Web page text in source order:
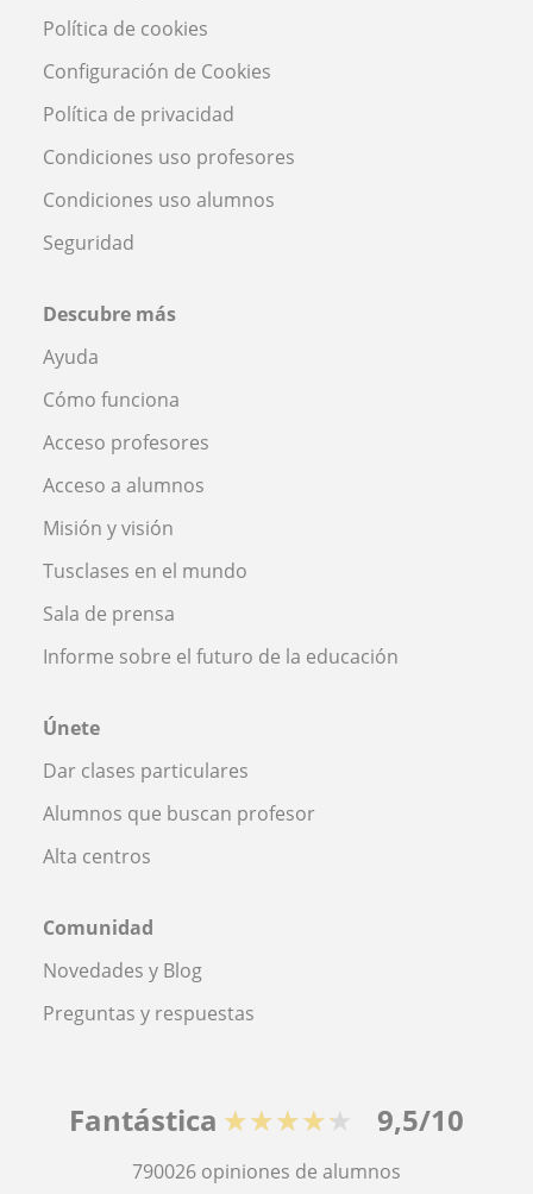
Política de cookies
Configuración de Cookies
Política de privacidad
Condiciones uso profesores
Condiciones uso alumnos
Seguridad
Descubre más
Ayuda
Cómo funciona
Acceso profesores
Acceso a alumnos
Misión y visión
Tusclases en el mundo
Sala de prensa
Informe sobre el futuro de la educación
Únete
Dar clases particulares
Alumnos que buscan profesor
Alta centros
Comunidad
Novedades y Blog
Preguntas y respuestas
Fantástica ★★★★★ 9,5/10
790026 opiniones de alumnos